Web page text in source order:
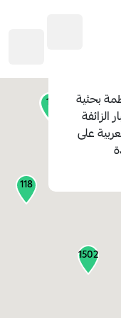
1502
118
1113
بحثية
الزائفة
على